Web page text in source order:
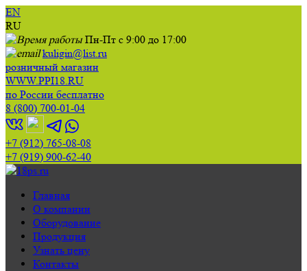
EN
RU
Пн-Пт с 9:00 до 17:00
kuligin@list.ru
розничный магазин
WWW.PPI18.RU
по России бесплатно
8 (800) 700-01-04
+7 (912) 765-08-08
+7 (919) 900-62-40
Главная
О компании
Оборудование
Продукция
Узнать цену
Контакты